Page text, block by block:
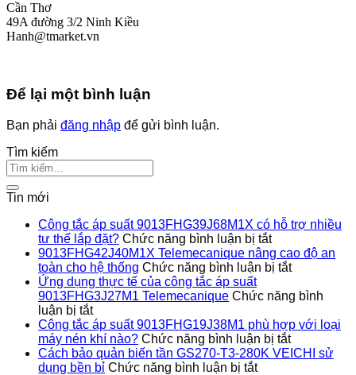
Cần Thơ
49A đường 3/2 Ninh Kiều
Hanh@tmarket.vn
Để lại một bình luận
Bạn phải đăng nhập để gửi bình luận.
Tìm kiếm
Tin mới
Công tắc áp suất 9013FHG39J68M1X có hỗ trợ nhiều
tư thế lắp đặt? Chức năng bình luận bị tắtở
Công
tắc
suất
có
hỗ
trợ
9013FHG42J40M1X Telemecanique nâng cao độ an
toàn cho hệ thống Chức năng bình luận bị tắtở
cao
độ
an
Ứng dụng thực tế của công tắc áp suất
9013FHG3J27M1 Telemecanique Chức năng bình
luận bị tắtở
Ứng
dụng
thực
tế
Công tắc áp suất 9013FHG19J38M1 phù hợp với loại
máy nén khí nào? Chức năng bình luận bị tắtở
Công
Cách bảo quản biến tần GS270-T3-280K VEICHI sử
dụng bền bỉ Chức năng bình luận bị tắtở